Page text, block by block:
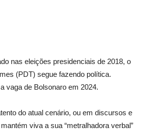
nas eleições presidenciais de 2018, o
(PDT) segue fazendo política.
vaga de Bolsonaro em 2024.
do atual cenário, ou em discursos e
viva a sua “metralhadora verbal”